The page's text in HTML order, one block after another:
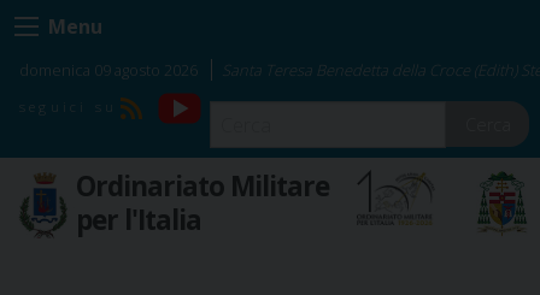
Skip
to
content
Menu
domenica 09 agosto 2026 Santa Teresa Benedetta della Croce (Edith)
RSS
YouTube
Ordinariato Militare
per l'Italia